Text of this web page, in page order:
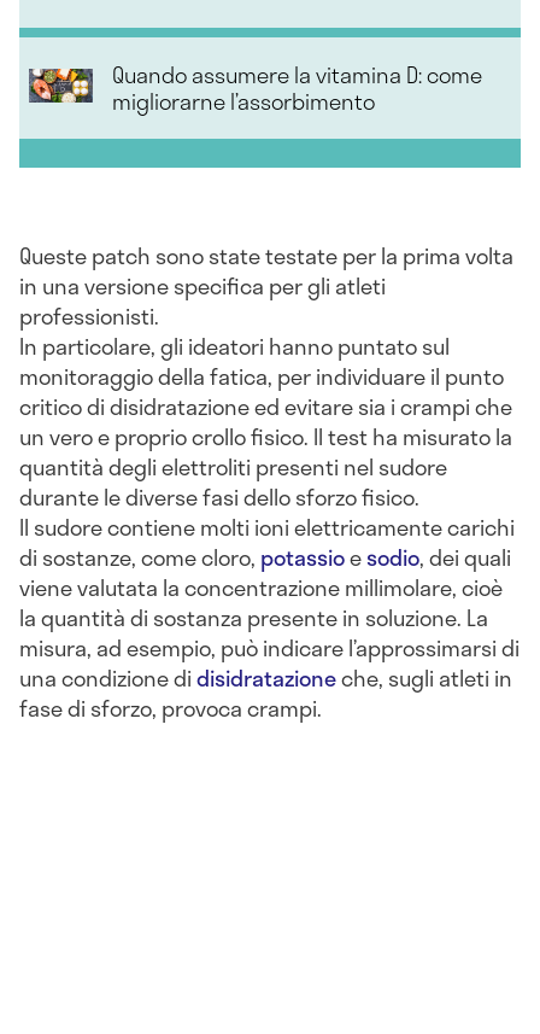
Quando assumere la vitamina D: come
migliorarne l’assorbimento
Queste patch sono state testate per la prima volta
in una versione specifica per gli atleti
professionisti.
In particolare, gli ideatori hanno puntato sul
monitoraggio della fatica, per individuare il punto
critico di disidratazione ed evitare sia i crampi che
un vero e proprio crollo fisico. Il test ha misurato la
quantità degli elettroliti presenti nel sudore
durante le diverse fasi dello sforzo fisico.
Il sudore contiene molti ioni elettricamente carichi
di sostanze, come cloro, potassioesodio, dei quali
viene valutata la concentrazione millimolare, cioè
la quantità di sostanza presente in soluzione. La
misura, ad esempio, può indicare l’approssimarsi di
una condizione didisidratazioneche, sugli atleti in
fase di sforzo, provoca crampi.